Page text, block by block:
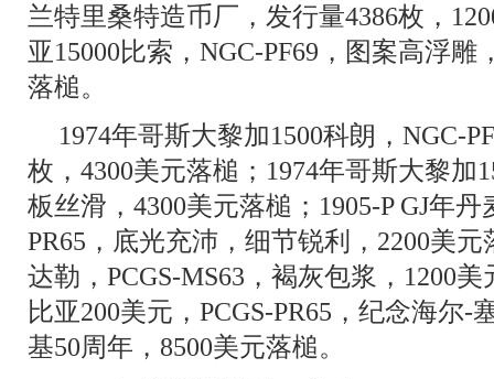
兰特里桑特造币厂，发行量4386枚，
亚15000比索，NGC-PF69，图案高浮雕
落槌。
1974年哥斯大黎加1500科朗，NGC-
枚，4300美元落槌；1974年哥斯大黎加
板丝滑，4300美元落槌；1905-P GJ年丹
PR65，底光充沛，细节锐利，2200美
达勒，PCGS-MS63，褐灰包浆，1200
比亚200美元，PCGS-PR65，纪念海尔
基50周年，8500美元落槌。